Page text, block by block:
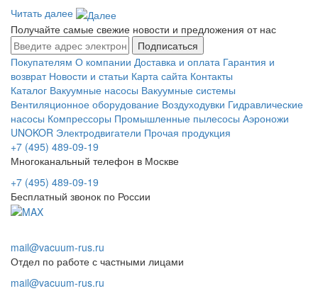
Читать далее
Получайте самые свежие новости и предложения от нас
Подписаться
Покупателям О компании Доставка и оплата Гарантия и
возврат Новости и статьи Карта сайта Контакты
Каталог Вакуумные насосы Вакуумные системы
Вентиляционное оборудование Воздуходувки Гидравлические
насосы Компрессоры Промышленные пылесосы Аэроножи
UNOKOR Электродвигатели Прочая продукция
+7 (495) 489-09-19
Многоканальный телефон в Москве
+7 (495) 489-09-19
Бесплатный звонок по России
mail@vacuum-rus.ru
Отдел по работе с частными лицами
mail@vacuum-rus.ru